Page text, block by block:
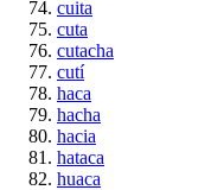
cuita
cuta
cutacha
cutí
haca
hacha
hacia
hataca
huaca